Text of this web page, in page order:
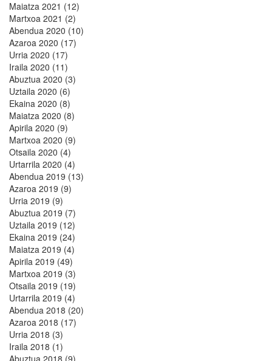
Maiatza 2021 (12)
Martxoa 2021 (2)
Abendua 2020 (10)
Azaroa 2020 (17)
Urria 2020 (17)
Iraila 2020 (11)
Abuztua 2020 (3)
Uztaila 2020 (6)
Ekaina 2020 (8)
Maiatza 2020 (8)
Apirila 2020 (9)
Martxoa 2020 (9)
Otsaila 2020 (4)
Urtarrila 2020 (4)
Abendua 2019 (13)
Azaroa 2019 (9)
Urria 2019 (9)
Abuztua 2019 (7)
Uztaila 2019 (12)
Ekaina 2019 (24)
Maiatza 2019 (4)
Apirila 2019 (49)
Martxoa 2019 (3)
Otsaila 2019 (19)
Urtarrila 2019 (4)
Abendua 2018 (20)
Azaroa 2018 (17)
Urria 2018 (3)
Iraila 2018 (1)
Abuztua 2018 (9)